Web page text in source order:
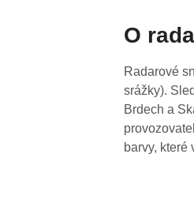
O
Radarové
srážky).
Brdech a
barvy,